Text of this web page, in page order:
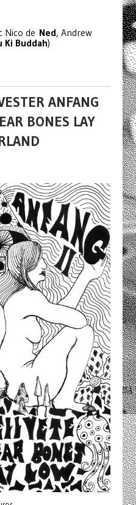
Nico de Ned, Andrew
Ki Buddah)
ANFANG
BONES LAY